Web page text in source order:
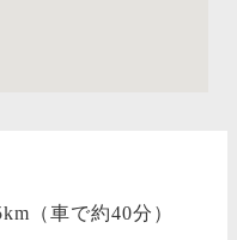
（車で約40分）